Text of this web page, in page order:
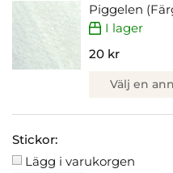
Piggelen
I lager
20 kr
Välj en
Stickor:
Lägg i varukorgen